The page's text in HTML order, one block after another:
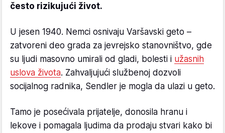
često rizikujući život.
U jesen 1940. Nemci osnivaju Varšavski geto –
zatvoreni deo grada za jevrejsko stanovništvo, gde
su ljudi masovno umirali od gladi, bolesti i užasnih
uslova života. Zahvaljujući službenoj dozvoli
socijalnog radnika, Sendler je mogla da ulazi u geto.
Tamo je posećivala prijatelje, donosila hranu i
lekove i pomagala ljudima da prodaju stvari kako bi